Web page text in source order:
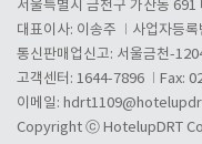
서울특별시 금천구 가산동
대표이사: 이송주
사업자등
통신판매업신고: 서울금천-
고객센터: 1644-7896
Fax:
이메일:
Copyright ⓒ HotelupDRT